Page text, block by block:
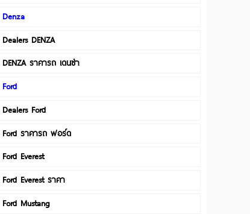
Denza
Dealers DENZA
DENZA ราคารถ เดนซ่า
Ford
Dealers Ford
Ford ราคารถ ฟอร์ด
Ford Everest
Ford Everest ราคา
Ford Mustang